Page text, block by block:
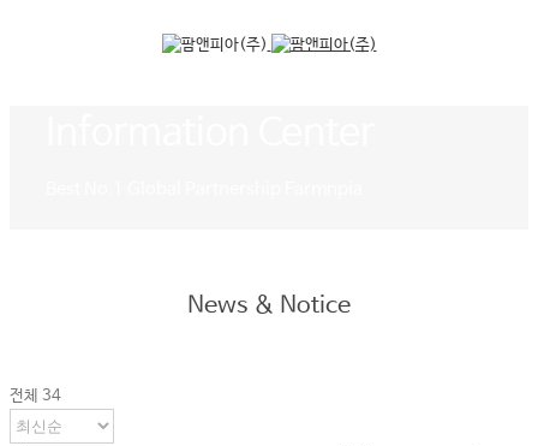
News & Notice
전체 34